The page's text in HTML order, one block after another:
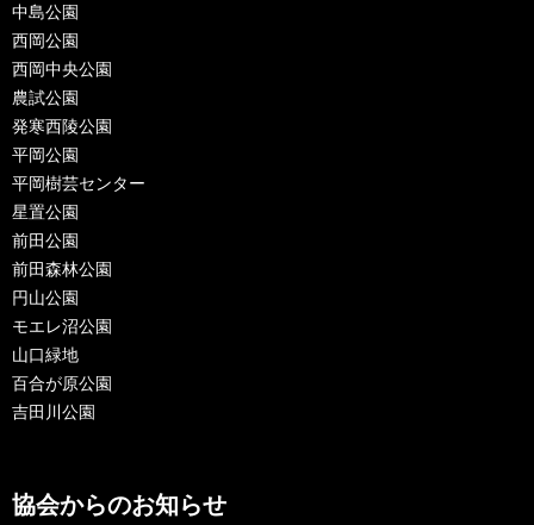
中島公園
西岡公園
西岡中央公園
農試公園
発寒西陵公園
平岡公園
平岡樹芸センター
星置公園
前田公園
前田森林公園
円山公園
モエレ沼公園
山口緑地
百合が原公園
吉田川公園
協会からのお知らせ